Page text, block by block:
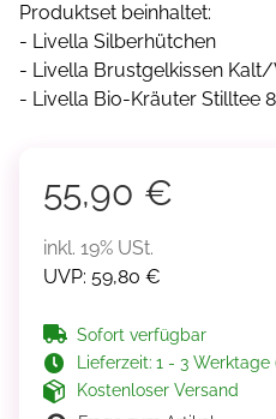
Produktset beinhaltet:
- Livella Silberhütchen
- Livella Brustgelkissen
- Livella Bio-Kräuter Stilltee
55,90 €
inkl. 19% USt.
UVP: 59,80 €
Sofort verfügbar
Lieferzeit: 1 - 3 Werktage
Kostenloser Versand